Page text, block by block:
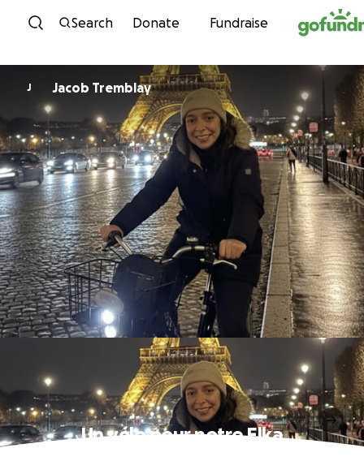
Skip to content
Search Donate Fundraise
J Jacob Tremblay
Un vélo pour notre Elka